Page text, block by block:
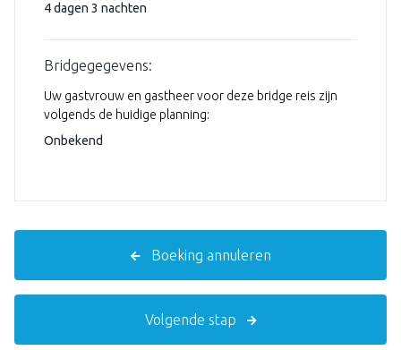
4 dagen 3 nachten
Bridgegegevens:
Uw gastvrouw en gastheer voor deze bridge reis zijn
volgends de huidige planning:
Onbekend
Boeking annuleren
Volgende stap